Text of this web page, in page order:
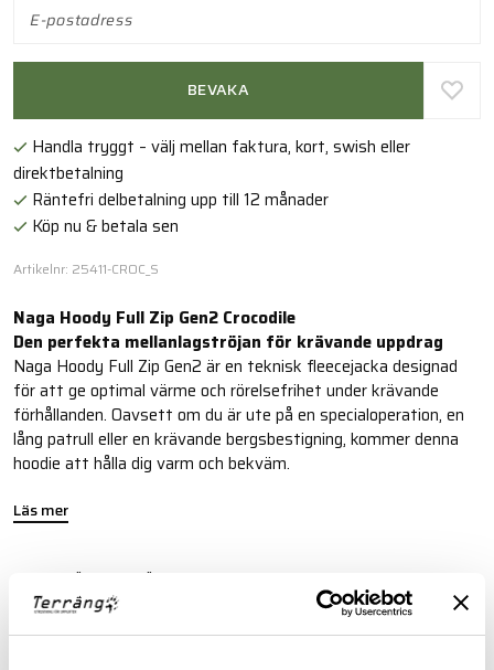
BEVAKA
Handla tryggt – välj mellan faktura, kort, swish eller
direktbetalning
Räntefri delbetalning upp till 12 månader
Köp nu & betala sen
Artikelnr: 25411-CROC_S
Naga Hoody Full Zip Gen2 Crocodile
Den perfekta mellanlagströjan för krävande uppdrag
Naga Hoody Full Zip Gen2 är en teknisk fleecejacka designad
för att ge optimal värme och rörelsefrihet under krävande
förhållanden. Oavsett om du är ute på en specialoperation, en
lång patrull eller en krävande bergsbestigning, kommer denna
hoodie att hålla dig varm och bekväm.
Läs mer
FINNS I FÖLJANDE FÄRGER